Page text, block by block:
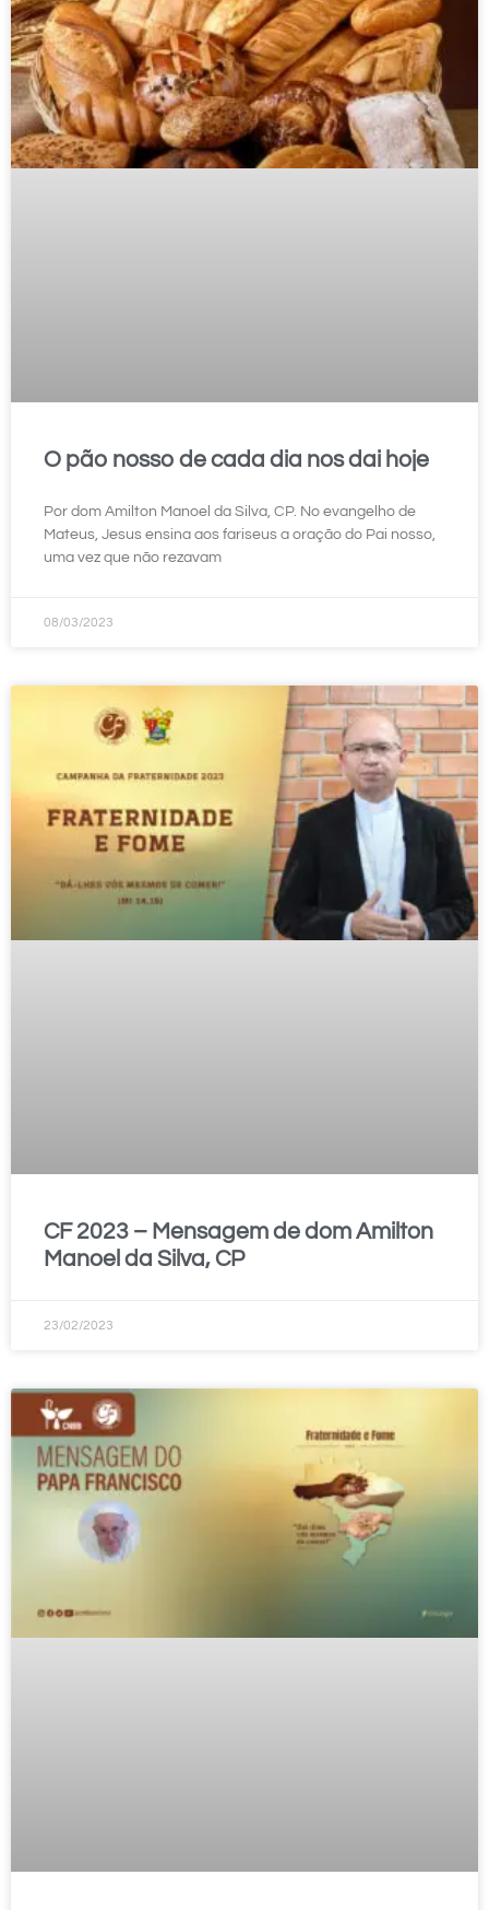
O pão nosso de cada dia nos dai hoje
Por dom Amilton Manoel da Silva, CP. No evangelho de
Mateus, Jesus ensina aos fariseus a oração do Pai nosso,
uma vez que não rezavam
08/03/2023
CF 2023 – Mensagem de dom Amilton
Manoel da Silva, CP
23/02/2023